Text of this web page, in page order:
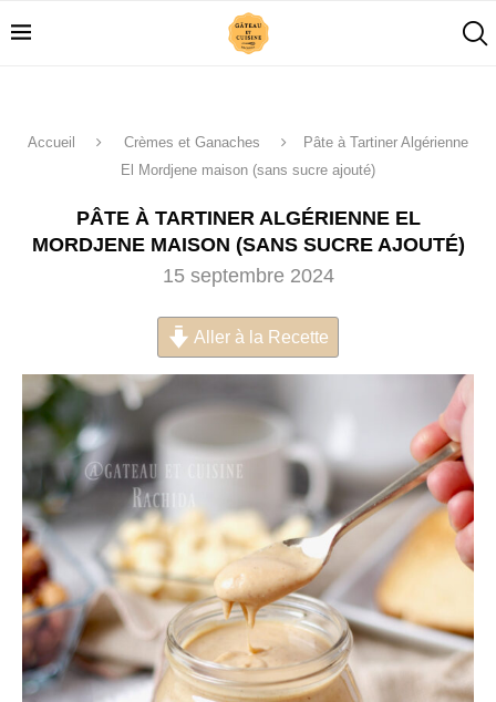
Accueil Crèmes et Ganaches
Pâte à Tartiner Algérienne
El Mordjene maison (sans sucre ajouté)
PÂTE À TARTINER ALGÉRIENNE EL
MORDJENE MAISON (SANS SUCRE AJOUTÉ)
15 septembre 2024
Aller à la Recette